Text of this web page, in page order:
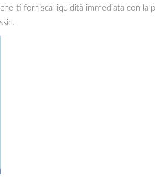
ti fornisca liquidità immediata con la